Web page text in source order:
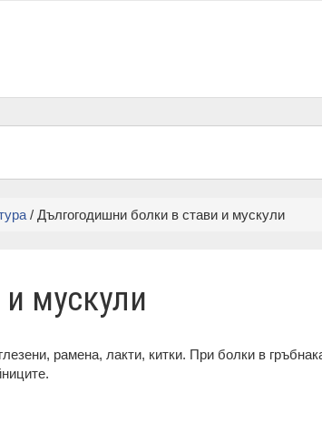
/ Дългогодишни болки в стави и мускули
мускули
рамена, лакти, китки. При болки в